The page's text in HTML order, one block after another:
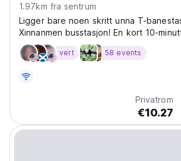
1.97km fra sentrum
Ligger bare noen skritt unna T-
Xinnanmen busstasjon! En kort 10-
Chunxi Road! Oppdag det nyeste
poshpacker-herberget i hjertet av
vert 58 events
Privatrom
€10.27